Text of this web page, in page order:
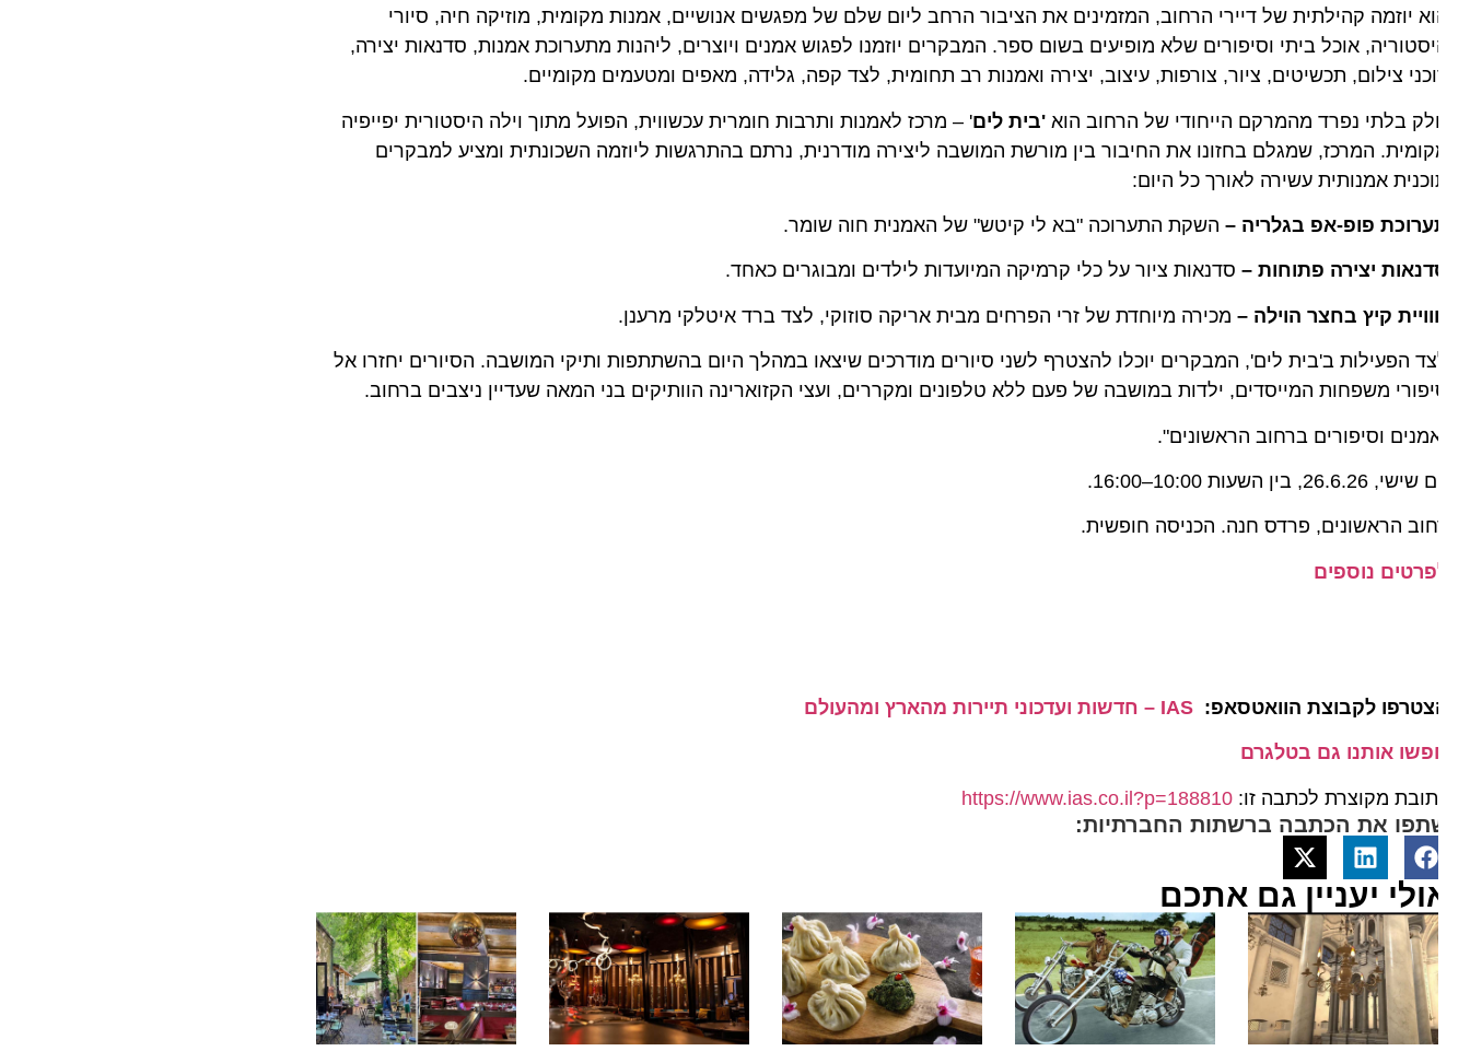
יוזמה קהילתית של דיירי הרחוב, המזמינים את הציבור הרחב ליום שלם של מפגשים אנושיים, אמנות מקומית, מוזיקה חיה, סיורי
אוכל ביתי וסיפורים שלא מופיעים בשום ספר. המבקרים יוזמנו לפגוש אמנים ויוצרים, ליהנות מתערוכת אמנות, סדנאות יצירה,
צילום, תכשיטים, ציור, צורפות, עיצוב, יצירה ואמנות רב תחומית, לצד קפה, גלידה, מאפים ומטעמים מקומיים.
בלתי נפרד מהמרקם הייחודי של הרחוב הוא'בית לים ' – מרכז לאמנות ותרבות חומרית עכשווית, הפועל מתוך וילה היסטורית יפייפיה
המרכז, שמגלם בחזונו את החיבור בין מורשת המושבה ליצירה מודרנית, נרתם בהתרגשות ליוזמה השכונתית ומציע למבקרים
אמנותית עשירה לאורך כל היום:
פופ-אפ בגלריה –השקת התערוכה "בא לי קיטש" של האמנית חוה שומר.
יצירה פתוחות –סדנאות ציור על כלי קרמיקה המיועדות לילדים ומבוגרים כאחד.
קיץ בחצר הוילה –מכירה מיוחדת של זרי הפרחים מבית אריקה סוזוקי, לצד ברד איטלקי מרענן.
הפעילות ב'בית לים', המבקרים יוכלו להצטרף לשני סיורים מודרכים שיצאו במהלך היום בהשתתפות ותיקי המושבה. הסיורים יחזרו אל
משפחות המייסדים, ילדות במושבה של פעם ללא טלפונים ומקררים, ועצי הקזוארינה הוותיקים בני המאה שעדיין ניצבים ברחוב.
וסיפורים ברחוב הראשונים".
26.6.26, בין השעות 10:00–16:00.
הראשונים, פרדס חנה. הכניסה חופשית.
נוספים
לקבוצת הוואטסאפ: IAS – חדשות ועדכוני תיירות מהארץ ומהעולם
אותנו גם בטלגרם
מקוצרת לכתבה זו:https://www.ias.co.il?p=188810
את הכתבה ברשתות החברתיות:
יעניין גם אתכם